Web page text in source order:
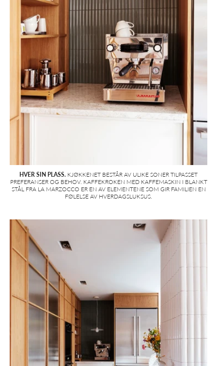
HVER SIN PLASS. KJØKKENET BESTÅR AV ULIKE SONER TILPASSET
PREFERANSER OG BEHOV. KAFFEKROKEN MED KAFFEMASKIN I BLANKT
STÅL FRA LA MARZOCCO ER EN AV ELEMENTENE SOM GIR FAMILIEN EN
FØLELSE AV HVERDAGSLUKSUS.